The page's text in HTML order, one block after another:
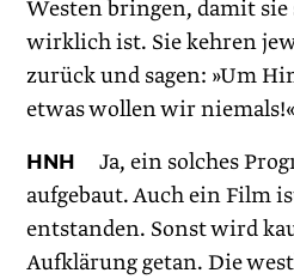
Westen bringen, damit sie
wirklich ist. Sie kehren
zurück und sagen: »Um
etwas wollen wir niemals!«
HNH Ja, ein solches
aufgebaut. Auch ein Film
entstanden. Sonst wird
Aufklärung getan. Die